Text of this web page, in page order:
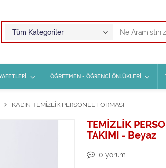
ÖĞRETMEN - ÖĞRENCİ ÖNLÜKLERİ
KADIN TEMİZLİK PERSONEL FORMASI
TEMİZLİK
TAKIMI - Beyaz
0 yorum